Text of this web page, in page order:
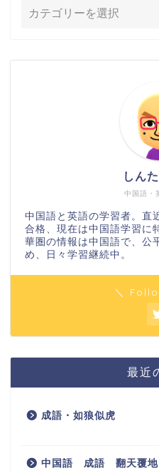
中国語・
しん
中国語と英語の学習者。直
合格、現在は中国語学習に
華圏の情報は中国語で、公
め、日々学習継続中。
＼
最近
成語・如狼似虎
中国語 成語 翻天覆地